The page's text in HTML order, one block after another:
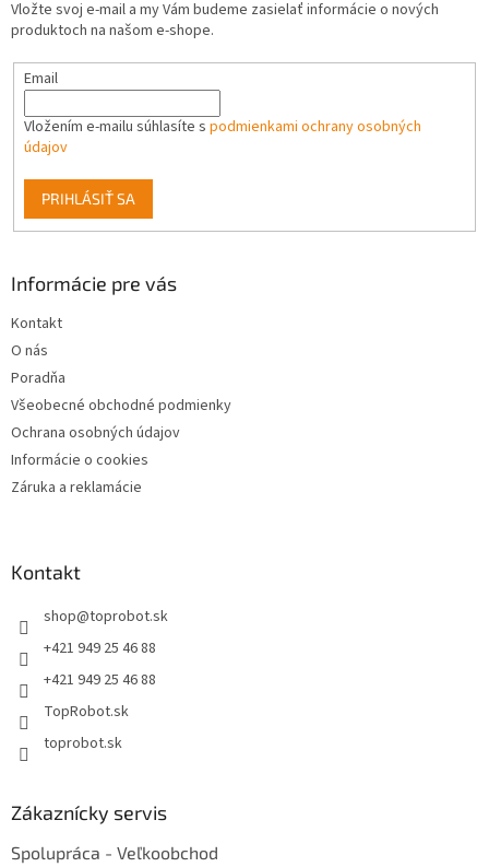
Vložte svoj e-mail a my Vám budeme zasielať informácie o nových
produktoch na našom e-shope.
Email
Vložením e-mailu súhlasíte s podmienkami ochrany osobných
údajov
PRIHLÁSIŤ SA
Informácie pre vás
Kontakt
O nás
Poradňa
Všeobecné obchodné podmienky
Ochrana osobných údajov
Informácie o cookies
Záruka a reklamácie
Kontakt
shop@toprobot.sk
+421 949 25 46 88
+421 949 25 46 88
TopRobot.sk
toprobot.sk
Zákaznícky servis
Spolupráca - Veľkoobchod